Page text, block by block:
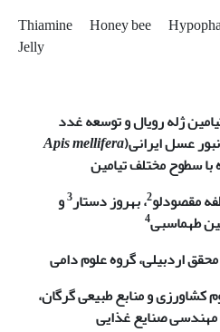
Thiamine Honey bee
Jelly
ژله رویال و توسعه غدد
عسل ایرانی(
Apis mellifera
سطوح مختلف تیامین
مقصودلو2، بهروز دستار3و
طهماسبی4
اردبیلی، گروه علوم دامی
کشاورزی و منابع طبیعی گرگان،
صنایع غذایی